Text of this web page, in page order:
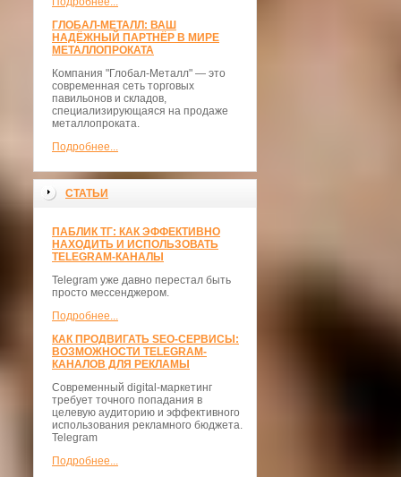
ГЛОБАЛ-МЕТАЛЛ: ВАШ
НАДЁЖНЫЙ ПАРТНЁР В МИРЕ
МЕТАЛЛОПРОКАТА
Компания "Глобал-Металл" — это
современная сеть торговых
павильонов и складов,
специализирующаяся на продаже
металлопроката.
Подробнее...
СТАТЬИ
ПАБЛИК ТГ: КАК ЭФФЕКТИВНО
НАХОДИТЬ И ИСПОЛЬЗОВАТЬ
TELEGRAM-КАНАЛЫ
Telegram уже давно перестал быть
просто мессенджером.
Подробнее...
КАК ПРОДВИГАТЬ SEO-СЕРВИСЫ:
ВОЗМОЖНОСТИ TELEGRAM-
КАНАЛОВ ДЛЯ РЕКЛАМЫ
Современный digital-маркетинг
требует точного попадания в
целевую аудиторию и эффективного
использования рекламного бюджета.
Telegram
Подробнее...